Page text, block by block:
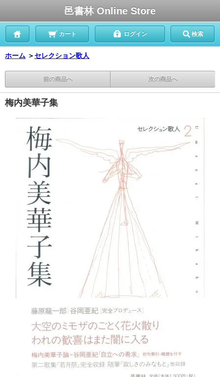
邑書林 Online Store
カート ログイン 検索
ホーム ＞セレクション歌人
前の商品へ 次の商品へ
梅内美華子集